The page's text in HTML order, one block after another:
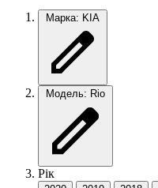
Марка: KIA
Модель: Rio
Рік